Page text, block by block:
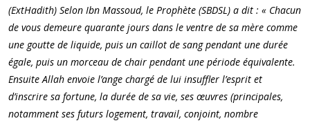
(ExtHadith) Selon Ibn Massoud, le Prophète (SBDSL) a dit : « Chacun
de vous demeure quarante jours dans le ventre de sa mère comme
une goutte de liquide, puis un caillot de sang pendant une durée
égale, puis un morceau de chair pendant une période équivalente.
Ensuite Allah envoie l’ange chargé de lui insuffler l’esprit et
d’inscrire sa fortune, la durée de sa vie, ses œuvres (principales,
notamment ses futurs logement, travail, conjoint, nombre